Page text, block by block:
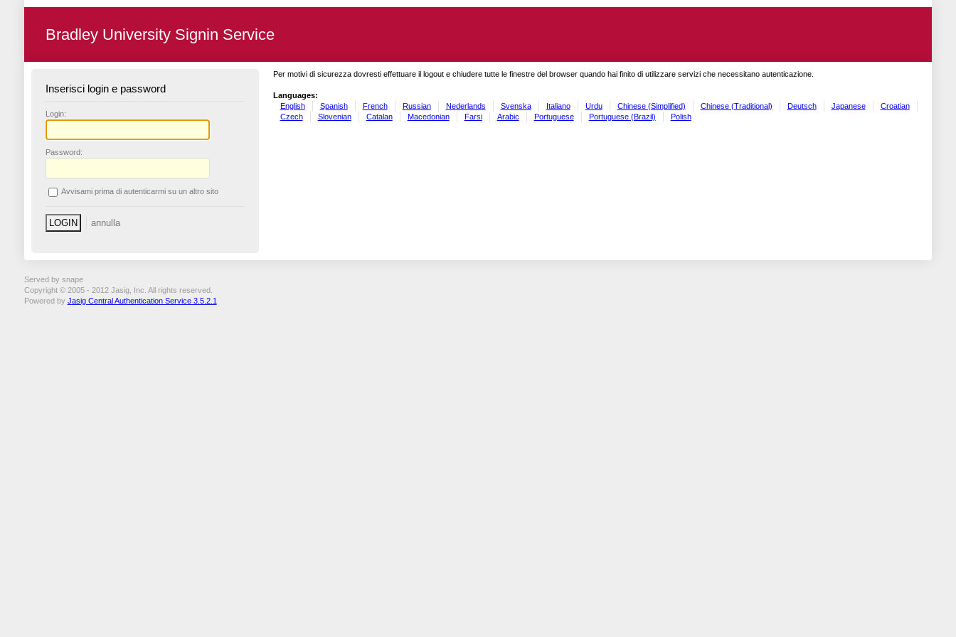
Bradley University Signin Service
Inserisci login e password
L ogin:
Password:
Avvisami prima di autenticarmi su un altro sito
Per motivi di sicurezza dovresti effettuare il logout e chiudere tutte le finestre del browser quando hai finito di utilizzare servizi che necessitano autenticazione.
Languages:
English
Spanish French Russian Nederlands Svenska Italiano Urdu Chinese (Simplified) Chinese (Traditional) Deutsch Japanese
Croatian
Czech
Slovenian Catalan Macedonian Farsi Arabic Portuguese Portuguese (Brazil) Polish
Served by snape
Copyright © 2005 - 2012 Jasig, Inc. All rights reserved.
Powered by Jasig Central Authentication Service 3.5.2.1